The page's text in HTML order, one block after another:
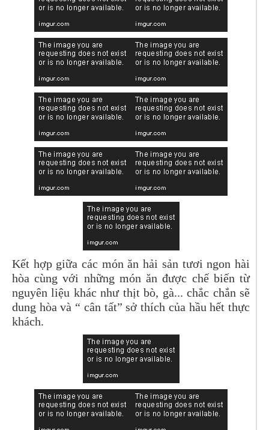
Kết hợp giữa các món ăn hải sản tươi ngon hài
hòa cùng với những món ăn được chế biến từ
nguyên liệu khác như thịt bò, gà... chắc chắn sẽ
dung hòa và “ cân tất” sở thích của hầu hết thực
khách.